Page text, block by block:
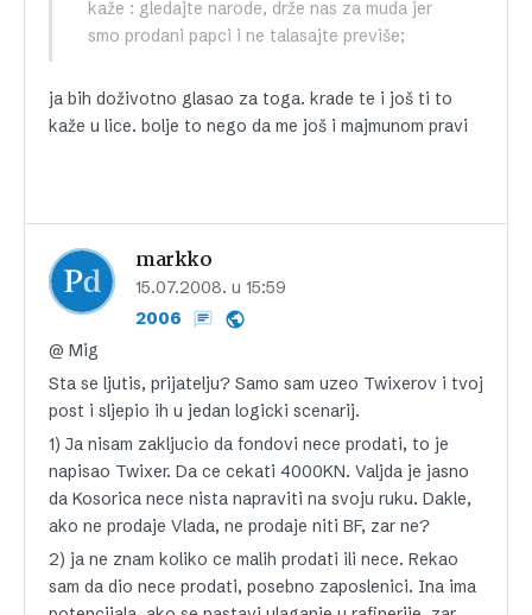
kaže : gledajte narode, drže nas za muda jer
smo prodani papci i ne talasajte previše;
ja bih doživotno glasao za toga. krade te i još ti to
kaže u lice. bolje to nego da me još i majmunom pravi
markko
15.07.2008. u 15:59
2006
@ Mig
Sta se ljutis, prijatelju? Samo sam uzeo Twixerov i tvoj
post i sljepio ih u jedan logicki scenarij.
1) Ja nisam zakljucio da fondovi nece prodati, to je
napisao Twixer. Da ce cekati 4000KN. Valjda je jasno
da Kosorica nece nista napraviti na svoju ruku. Dakle,
ako ne prodaje Vlada, ne prodaje niti BF, zar ne?
2) ja ne znam koliko ce malih prodati ili nece. Rekao
sam da dio nece prodati, posebno zaposlenici. Ina ima